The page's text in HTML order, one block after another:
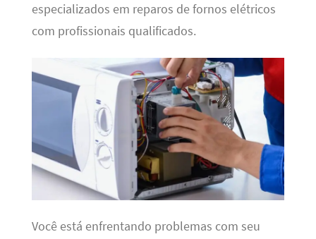
especializados em reparos de fornos elétricos
com profissionais qualificados.
Você está enfrentando problemas com seu